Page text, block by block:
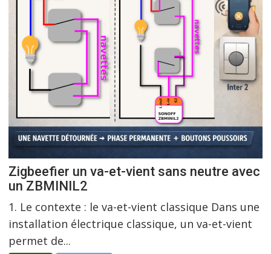
Zigbeefier un va-et-vient sans neutre avec
un ZBMINIL2
1. Le contexte : le va-et-vient classique Dans une
installation électrique classique, un va-et-vient
permet de...